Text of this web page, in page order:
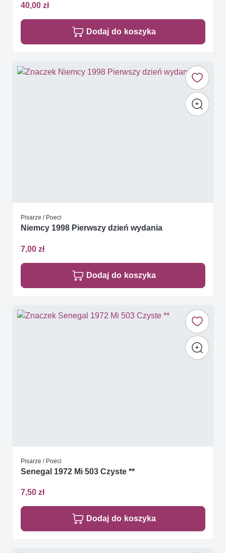
40,00 zł
Dodaj do koszyka
Pisarze / Poeci
Niemcy 1998 Pierwszy dzień wydania
7,00 zł
Dodaj do koszyka
Pisarze / Poeci
Senegal 1972 Mi 503 Czyste **
7,50 zł
Dodaj do koszyka